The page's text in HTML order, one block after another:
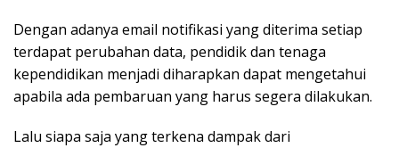
Dengan adanya email notifikasi yang diterima setiap
terdapat perubahan data, pendidik dan tenaga
kependidikan menjadi diharapkan dapat mengetahui
apabila ada pembaruan yang harus segera dilakukan.
Lalu siapa saja yang terkena dampak dari